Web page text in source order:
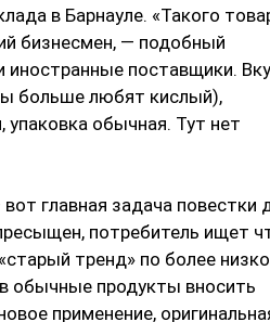
в Барнауле. «Такого
бизнесмен, — подобный
поставщики.
больше любят кислый),
обычная. Тут нет
главная задача повестки
потребитель ищет
тренд» по более
обычные продукты вносить
применение,